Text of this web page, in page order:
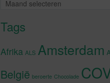
Tags
Afrika ALS Amsterdam
België beroerte Chocolade